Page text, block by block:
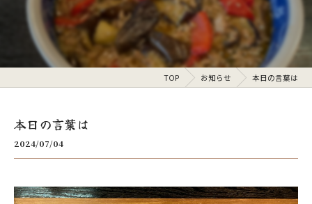
TOP お知らせ 本日の言葉は
本日の言葉は
2024/07/04